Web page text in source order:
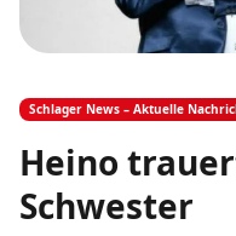
Schlager News – Aktuelle
Heino
Schwester